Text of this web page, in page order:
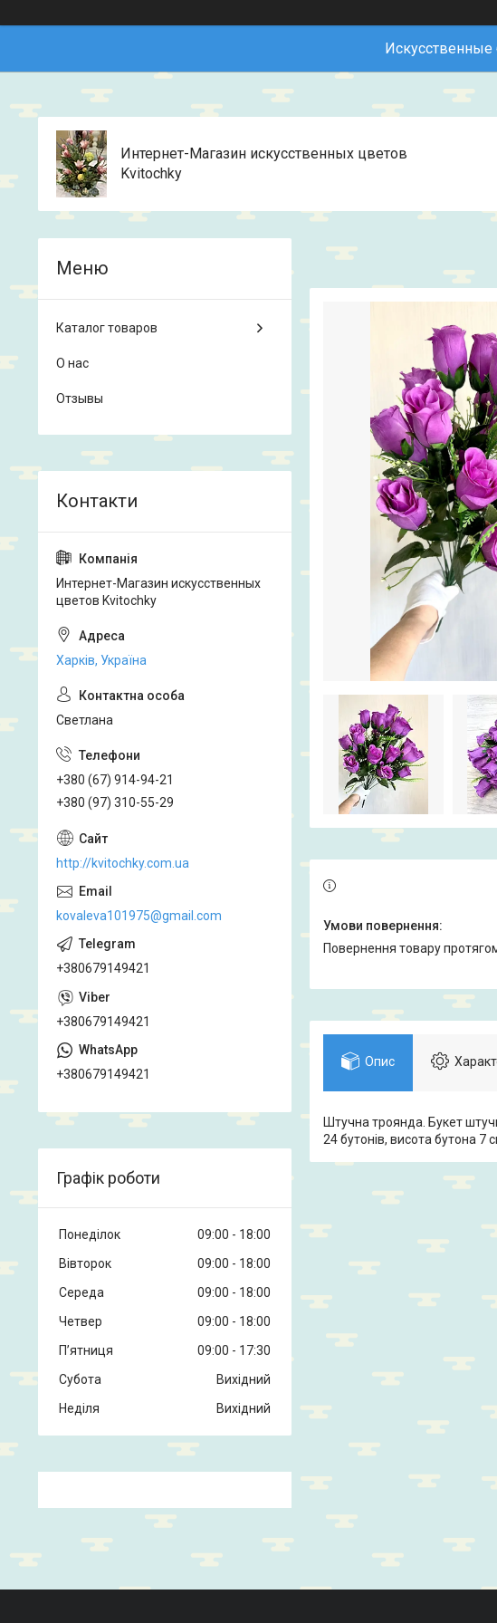
Искусственные
Интернет-Магазин искусственных цветов
Kvitochky
повернення товару
Опис
Штучна троянда. Букет
24 бутонів, висота бутона 7
Каталог товаров
О нас
Отзывы
Интернет-Магазин искусственных
цветов Kvitochky
Харків, Україна
Светлана
+380 (67) 914-94-21
+380 (97) 310-55-29
http://kvitochky.com.ua
kovaleva101975@gmail.com
+380679149421
+380679149421
+380679149421
Графік роботи
Понеділок 09:00
18:00
Вівторок
09:00
18:00
Середа
09:00
18:00
Четвер
09:00
18:00
Пʼятниця
09:00
17:30
Субота
Вихідний
Неділя
Вихідний